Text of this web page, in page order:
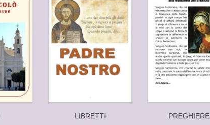
LIBRETTI PREGHIERE